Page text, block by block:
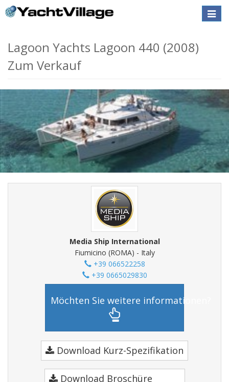
Toggle
Lagoon Yachts Lagoon 440 (2008)
Zum Verkauf
Media Ship International
Fiumicino (ROMA) - Italy
+39 066522258
+39 0665029830
Möchten Sie weitere informationen?
Download Kurz-Spezifikation
Download Broschüre